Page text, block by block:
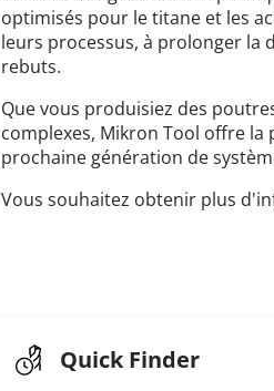
optimisés pour le titane et les
leurs processus, à prolonger la
rebuts.
Que vous produisiez des
complexes, Mikron Tool offre
prochaine génération de
Vous souhaitez obtenir plus
Quick Finder